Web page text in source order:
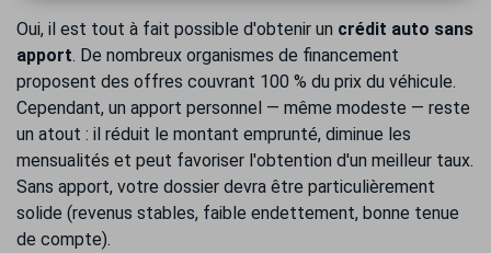
Oui, il est tout à fait possible d'obtenir un crédit auto sans
apport. De nombreux organismes de financement
proposent des offres couvrant 100 % du prix du véhicule.
Cependant, un apport personnel — même modeste — reste
un atout : il réduit le montant emprunté, diminue les
mensualités et peut favoriser l'obtention d'un meilleur taux.
Sans apport, votre dossier devra être particulièrement
solide (revenus stables, faible endettement, bonne tenue
de compte).